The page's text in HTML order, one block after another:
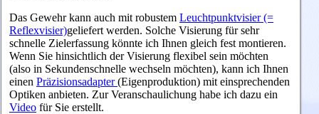
Das Gewehr kann auch mit robustem Leuchtpunktvisier (=
Reflexvisier)geliefert werden. Solche Visierung für sehr
schnelle Zielerfassung könnte ich Ihnen gleich fest montieren.
Wenn Sie hinsichtlich der Visierung flexibel sein möchten
(also in Sekundenschnelle wechseln möchten), kann ich Ihnen
einen Präzisionsadapter(Eigenproduktion) mit einsprechenden
Optiken anbieten. Zur Veranschaulichung habe ich dazu ein
Video für Sie erstellt.